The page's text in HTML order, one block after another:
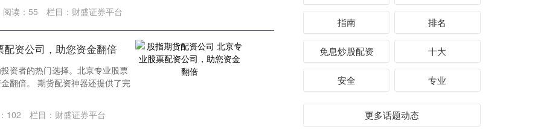
阅读： 55 栏目： 财盛证券平台
资公司，助您资金翻倍
资者的热门选择。北京专业股票
翻倍。 期货配资神器还提供了完
102 栏目： 财盛证券平台
指南 排名
免息炒股配资 十大
安全 专业
更多话题动态